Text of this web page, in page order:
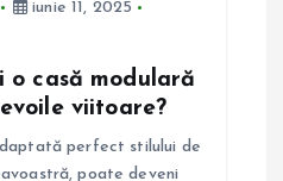
iunie 11, 2025
o casă modulară
viitoare?
perfect stilului de
poate deveni